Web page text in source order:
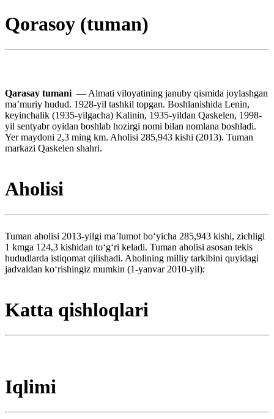
Qorasoy (tuman)
Qarasay tumani — Almati viloyatining januby qismida joylashgan
maʼmuriy hudud. 1928-yil tashkil topgan. Boshlanishida Lenin,
keyinchalik (1935-yilgacha) Kalinin, 1935-yildan Qaskelen, 1998-
yil sentyabr oyidan boshlab hozirgi nomi bilan nomlana boshladi.
Yer maydoni 2,3 ming km. Aholisi 285,943 kishi (2013). Tuman
markazi Qaskelen shahri.
Aholisi
Tuman aholisi 2013-yilgi maʼlumot boʻyicha 285,943 kishi, zichligi
1 kmga 124,3 kishidan toʻgʻri keladi. Tuman aholisi asosan tekis
hududlarda istiqomat qilishadi. Aholining milliy tarkibini quyidagi
jadvaldan koʻrishingiz mumkin (1-yanvar 2010-yil):
Katta qishloqlari
Iqlimi